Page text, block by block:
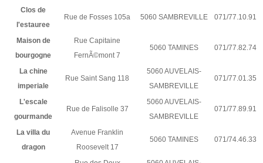
Clos de
l'estauree
Rue de Fosses 105a 5060 SAMBREVILLE 071/77.10.91
Maison de
bourgogne
Rue Capitaine
FernÃ©mont 7
5060 TAMINES 071/77.82.74
La chine
imperiale
Rue Saint Sang 118
5060 AUVELAIS-
SAMBREVILLE
071/77.01.35
L'escale
gourmande
Rue de Falisolle 37
5060 AUVELAIS-
SAMBREVILLE
071/77.89.91
La villa du
dragon
Avenue Franklin
Roosevelt 17
5060 TAMINES 071/74.46.33